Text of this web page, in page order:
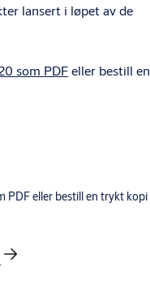
lansert i løpet av de
som PDFeller bestill en
PDF eller bestill en trykt kopi